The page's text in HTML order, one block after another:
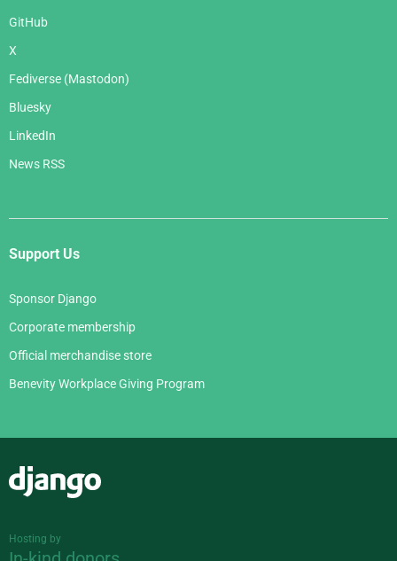
GitHub
X
Fediverse (Mastodon)
Bluesky
LinkedIn
News RSS
Support Us
Sponsor Django
Corporate membership
Official merchandise store
Benevity Workplace Giving Program
Hosting by